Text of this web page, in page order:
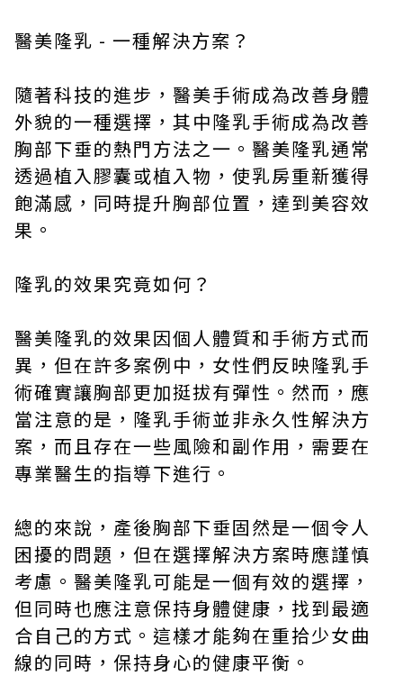
醫美隆乳 - 一種解決方案？
隨著科技的進步，醫美手術成為改善身體
外貌的一種選擇，其中隆乳手術成為改善
胸部下垂的熱門方法之一。醫美隆乳通常
透過植入膠囊或植入物，使乳房重新獲得
飽滿感，同時提升胸部位置，達到美容效
果。
隆乳的效果究竟如何？
醫美隆乳的效果因個人體質和手術方式而
異，但在許多案例中，女性們反映隆乳手
術確實讓胸部更加挺拔有彈性。然而，應
當注意的是，隆乳手術並非永久性解決方
案，而且存在一些風險和副作用，需要在
專業醫生的指導下進行。
總的來說，產後胸部下垂固然是一個令人
困擾的問題，但在選擇解決方案時應謹慎
考慮。醫美隆乳可能是一個有效的選擇，
但同時也應注意保持身體健康，找到最適
合自己的方式。這樣才能夠在重拾少女曲
線的同時，保持身心的健康平衡。